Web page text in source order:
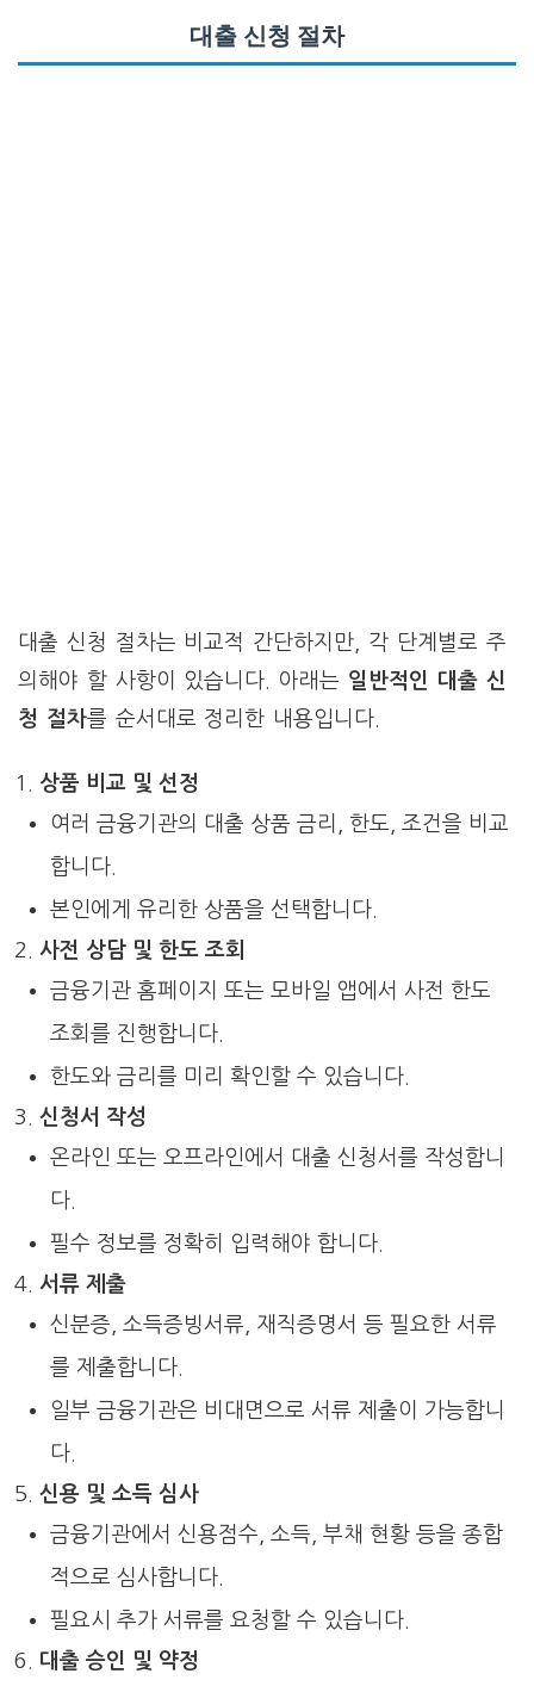
대출 신청 절차
대출 신청 절차는 비교적 간단하지만, 각 단계별로 주
의해야 할 사항이 있습니다. 아래는 일반적인 대출 신
청 절차를 순서대로 정리한 내용입니다.
상품 비교 및 선정
여러 금융기관의 대출 상품 금리, 한도, 조건을 비교
합니다.
본인에게 유리한 상품을 선택합니다.
사전 상담 및 한도 조회
금융기관 홈페이지 또는 모바일 앱에서 사전 한도
조회를 진행합니다.
한도와 금리를 미리 확인할 수 있습니다.
신청서 작성
온라인 또는 오프라인에서 대출 신청서를 작성합니
다.
필수 정보를 정확히 입력해야 합니다.
서류 제출
신분증, 소득증빙서류, 재직증명서 등 필요한 서류
를 제출합니다.
일부 금융기관은 비대면으로 서류 제출이 가능합니
다.
신용 및 소득 심사
금융기관에서 신용점수, 소득, 부채 현황 등을 종합
적으로 심사합니다.
필요시 추가 서류를 요청할 수 있습니다.
대출 승인 및 약정